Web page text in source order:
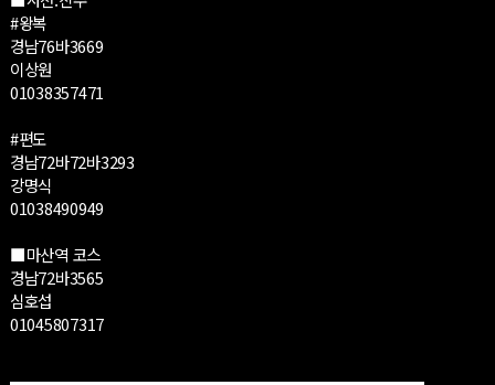
#왕복
경남76바3669
이상원
01038357471
#편도
경남72바72바3293
강명식
01038490949
■마산역 코스
경남72바3565
심호섭
01045807317